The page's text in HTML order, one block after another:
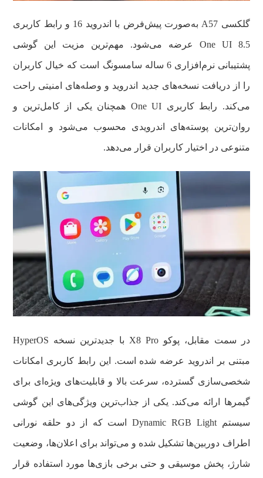
گلکسی A57 به‌صورت پیش‌فرض با اندروید 16 و رابط کاربری
One UI 8.5 عرضه می‌شود. مهم‌ترین مزیت این گوشی
پشتیبانی نرم‌افزاری 6 ساله سامسونگ است که خیال کاربران
را از دریافت نسخه‌های جدید اندروید و وصله‌های امنیتی راحت
می‌کند. رابط کاربری One UI همچنان یکی از کامل‌ترین و
روان‌ترین پوسته‌های اندرویدی محسوب می‌شود و امکانات
متنوعی در اختیار کاربران قرار می‌دهد.
در سمت مقابل، پوکو X8 Pro با جدیدترین نسخه HyperOS
مبتنی بر اندروید عرضه شده است. این رابط کاربری امکانات
شخصی‌سازی گسترده، سرعت بالا و قابلیت‌های ویژه‌ای برای
گیمرها ارائه می‌کند. یکی از جذاب‌ترین ویژگی‌های این گوشی
سیستم Dynamic RGB Light است که از دو حلقه نورانی
اطراف دوربین‌ها تشکیل شده و می‌تواند برای اعلان‌ها، وضعیت
شارژ، پخش موسیقی و حتی برخی بازی‌ها مورد استفاده قرار